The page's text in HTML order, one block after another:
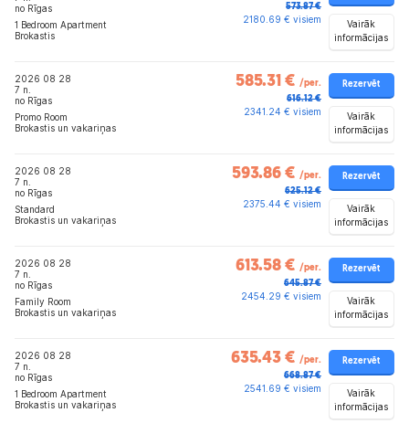
no Rīgas
1 Bedroom Apartment
Brokastis
573.87 €
2180.69 € visiem
Vairāk
informācijas
2026 08 28
7 n.
no Rīgas
Promo Room
Brokastis un vakariņas
585.31 € /per.
616.12 €
2341.24 € visiem
Rezervēt
Vairāk
informācijas
2026 08 28
7 n.
no Rīgas
Standard
Brokastis un vakariņas
593.86 € /per.
625.12 €
2375.44 € visiem
Rezervēt
Vairāk
informācijas
2026 08 28
7 n.
no Rīgas
Family Room
Brokastis un vakariņas
613.58 € /per.
645.87 €
2454.29 € visiem
Rezervēt
Vairāk
informācijas
2026 08 28
7 n.
no Rīgas
1 Bedroom Apartment
Brokastis un vakariņas
635.43 € /per.
668.87 €
2541.69 € visiem
Rezervēt
Vairāk
informācijas